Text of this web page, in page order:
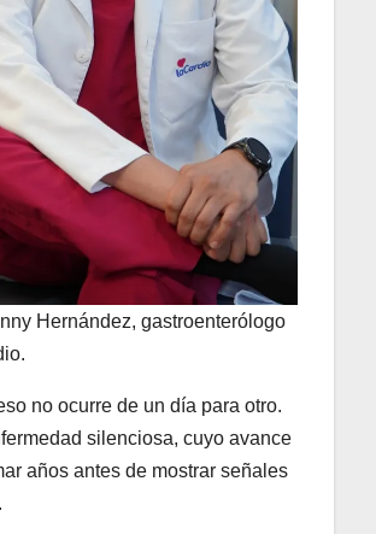
Hernández, gastroenterólogo
no ocurre de un día para otro.
silenciosa, cuyo avance
años antes de mostrar señales